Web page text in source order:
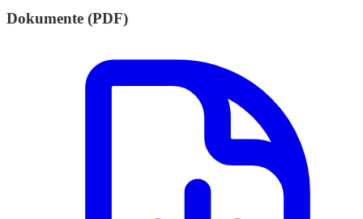
Dokumente (PDF)